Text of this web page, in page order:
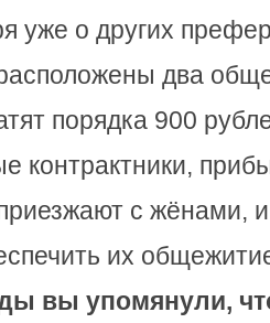
уже о других
два
порядка 900
контрактники,
приезжают с жёнами,
их
вы упомянули,